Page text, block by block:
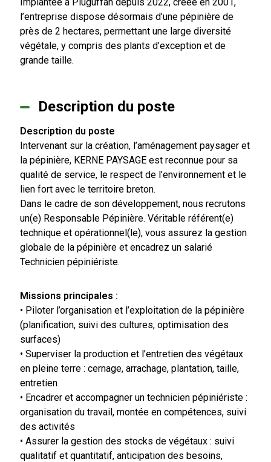
l’entreprise dispose désormais d’une pépinière de
près de 2 hectares, permettant une large diversité
végétale, y compris des plants d’exception et de
grande taille.
Description du poste
Description du poste
Intervenant sur la création, l’aménagement paysager et
la pépinière, KERNE PAYSAGE est reconnue pour sa
qualité de service, le respect de l’environnement et le
lien fort avec le territoire breton.
Dans le cadre de son développement, nous recrutons
un(e) Responsable Pépinière. Véritable référent(e)
technique et opérationnel(le), vous assurez la gestion
globale de la pépinière et encadrez un salarié
Technicien pépiniériste.
Missions principales :
• Piloter l’organisation et l’exploitation de la pépinière
(planification, suivi des cultures, optimisation des
surfaces)
• Superviser la production et l’entretien des végétaux
en pleine terre : cernage, arrachage, plantation, taille,
entretien
• Encadrer et accompagner un technicien pépiniériste :
organisation du travail, montée en compétences, suivi
des activités
• Assurer la gestion des stocks de végétaux : suivi
qualitatif et quantitatif, anticipation des besoins,